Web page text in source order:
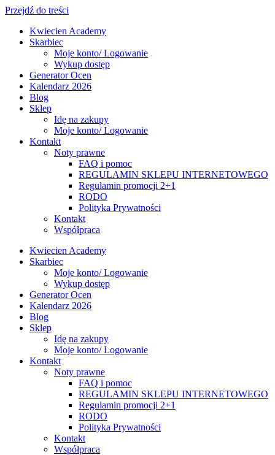
Przejdź do treści
Kwiecien Academy
Skarbiec
Moje konto/ Logowanie
Wykup dostęp
Generator Ocen
Kalendarz 2026
Blog
Sklep
Idę na zakupy
Moje konto/ Logowanie
Kontakt
Noty prawne
FAQ i pomoc
REGULAMIN SKLEPU INTERNETOWEGO
Regulamin promocji 2+1
RODO
Polityka Prywatności
Kontakt
Współpraca
Kwiecien Academy
Skarbiec
Moje konto/ Logowanie
Wykup dostęp
Generator Ocen
Kalendarz 2026
Blog
Sklep
Idę na zakupy
Moje konto/ Logowanie
Kontakt
Noty prawne
FAQ i pomoc
REGULAMIN SKLEPU INTERNETOWEGO
Regulamin promocji 2+1
RODO
Polityka Prywatności
Kontakt
Współpraca